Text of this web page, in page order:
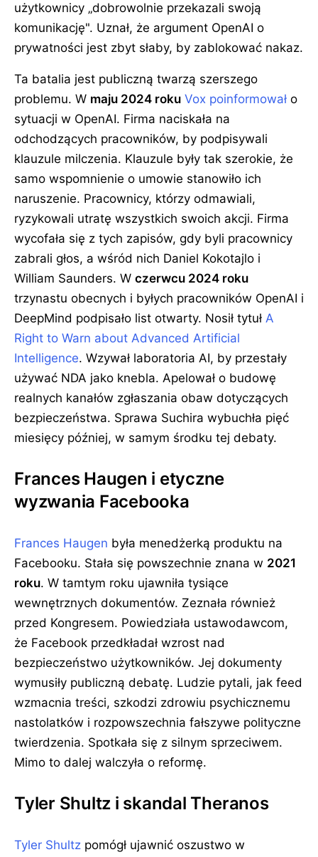
użytkownicy „dobrowolnie przekazali swoją
komunikację". Uznał, że argument OpenAI o
prywatności jest zbyt słaby, by zablokować nakaz.
Ta batalia jest publiczną twarzą szerszego
problemu. W maju 2024 roku Vox poinformował o
sytuacji w OpenAI. Firma naciskała na
odchodzących pracowników, by podpisywali
klauzule milczenia. Klauzule były tak szerokie, że
samo wspomnienie o umowie stanowiło ich
naruszenie. Pracownicy, którzy odmawiali,
ryzykowali utratę wszystkich swoich akcji. Firma
wycofała się z tych zapisów, gdy byli pracownicy
zabrali głos, a wśród nich Daniel Kokotajlo i
William Saunders. W czerwcu 2024 roku
trzynastu obecnych i byłych pracowników OpenAI i
DeepMind podpisało list otwarty. Nosił tytuł A
Right to Warn about Advanced Artificial
Intelligence. Wzywał laboratoria AI, by przestały
używać NDA jako knebla. Apelował o budowę
realnych kanałów zgłaszania obaw dotyczących
bezpieczeństwa. Sprawa Suchira wybuchła pięć
miesięcy później, w samym środku tej debaty.
Frances Haugen i etyczne
wyzwania Facebooka
Frances Haugen była menedżerką produktu na
Facebooku. Stała się powszechnie znana w 2021
roku. W tamtym roku ujawniła tysiące
wewnętrznych dokumentów. Zeznała również
przed Kongresem. Powiedziała ustawodawcom,
że Facebook przedkładał wzrost nad
bezpieczeństwo użytkowników. Jej dokumenty
wymusiły publiczną debatę. Ludzie pytali, jak feed
wzmacnia treści, szkodzi zdrowiu psychicznemu
nastolatków i rozpowszechnia fałszywe polityczne
twierdzenia. Spotkała się z silnym sprzeciwem.
Mimo to dalej walczyła o reformę.
Tyler Shultz i skandal Theranos
Tyler Shultz pomógł ujawnić oszustwo w